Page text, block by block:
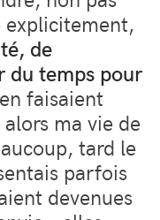
explicitement,
de
du temps pour
faisaient
ma vie de
tard le
parfois
devenues